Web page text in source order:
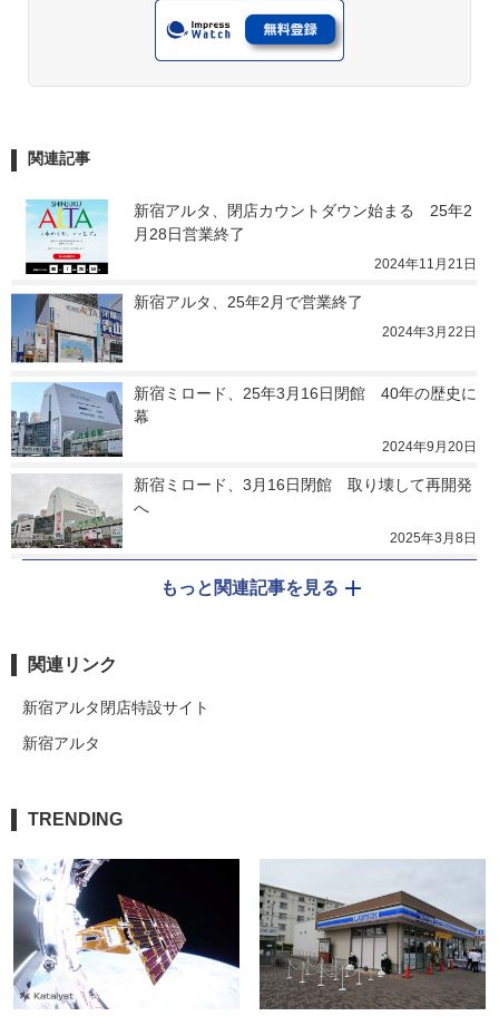
関連記事
新宿アルタ、閉店カウントダウン始まる　25年2
月28日営業終了
2024年11月21日
新宿アルタ、25年2月で営業終了
2024年3月22日
新宿ミロード、25年3月16日閉館　40年の歴史に
幕
2024年9月20日
新宿ミロード、3月16日閉館　取り壊して再開発
へ
2025年3月8日
もっと関連記事を見る
関連リンク
新宿アルタ閉店特設サイト
新宿アルタ
TRENDING